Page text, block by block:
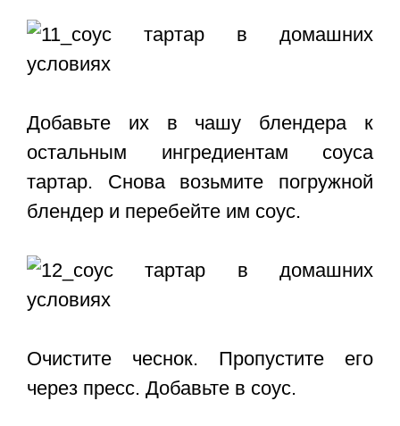
Добавьте их в чашу блендера к
остальным ингредиентам соуса
тартар. Снова возьмите погружной
блендер и перебейте им соус.
Очистите чеснок. Пропустите его
через пресс. Добавьте в соус.